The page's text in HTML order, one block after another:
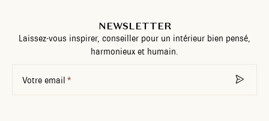
NEWSLETTER
Laissez-vous inspirer, conseiller pour un intérieur bien pensé,
harmonieux et humain.
Votre email